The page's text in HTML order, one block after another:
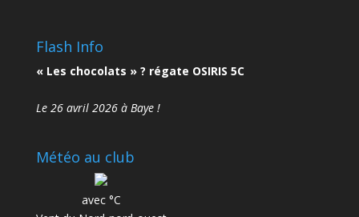
Flash Info
« Les chocolats » ? régate OSIRIS 5C
Le 26 avril 2026 à Baye !
Météo au club
avec °C